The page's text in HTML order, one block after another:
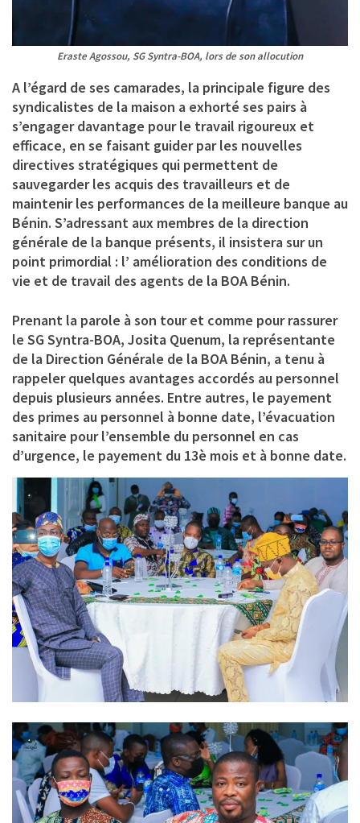
Eraste Agossou, SG Syntra-BOA, lors de son allocution
A l’égard de ses camarades, la principale figure des
syndicalistes de la maison a exhorté ses pairs à
s’engager davantage pour le travail rigoureux et
efficace, en se faisant guider par les nouvelles
directives stratégiques qui permettent de
sauvegarder les acquis des travailleurs et de
maintenir les performances de la meilleure banque au
Bénin. S’adressant aux membres de la direction
générale de la banque présents, il insistera sur un
point primordial : l’ amélioration des conditions de
vie et de travail des agents de la BOA Bénin.
Prenant la parole à son tour et comme pour rassurer
le SG Syntra-BOA, Josita Quenum, la représentante
de la Direction Générale de la BOA Bénin, a tenu à
rappeler quelques avantages accordés au personnel
depuis plusieurs années. Entre autres, le payement
des primes au personnel à bonne date, l’évacuation
sanitaire pour l’ensemble du personnel en cas
d’urgence, le payement du 13è mois et à bonne date.